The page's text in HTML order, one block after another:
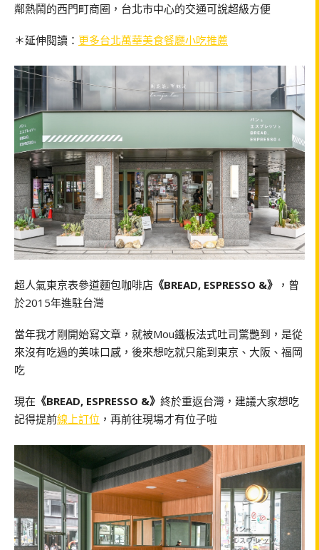
鄰熱鬧的西門町商圈，台北市中心的交通可說超級方便
＊延伸閱讀： 更多台北萬華美食餐廳小吃推薦
超人氣東京表參道麵包咖啡店 《BREAD, ESPRESSO &》
，曾
於2015年進駐台灣
當年我才剛開始寫文章，就被Mou鐵板法式吐司驚艷到，是從
來沒有吃過的美味口感，後來想吃就只能到東京、大阪、福岡
吃
現在 《BREAD, ESPRESSO &》 終於重返台灣，建議大家想吃
記得提前線上訂位 ，再前往現場才有位子啦